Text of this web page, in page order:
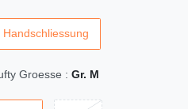
Handschliessung
Groesse : Gr. M